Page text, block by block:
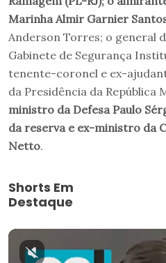
Marinha Almir Garnier
Anderson Torres; o general
Gabinete de Segurança
tenente-coronel e ex-
da Presidência da República
ministro da Defesa Paulo
da reserva e ex-ministro da
Netto.
Shorts Em
Destaque